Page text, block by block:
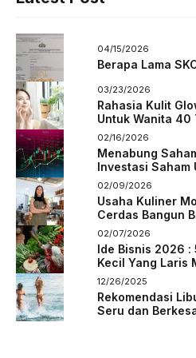
04/15/2026
Berapa Lama
03/23/2026
Rahasia Kulit
Untuk Wanita 40
02/16/2026
Menabung
Investasi Saham
02/09/2026
Usaha Kuliner
Cerdas Bangun
Persaingan
02/07/2026
Ide Bisnis 2026 :
Kecil Yang Laris
12/26/2025
Rekomendasi
Seru dan